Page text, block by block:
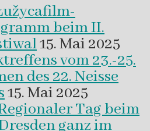
beim II.
15. Mai 2025
vom 23.-25.
des 22. Neisse
15. Mai 2025
Tag beim
ganz im